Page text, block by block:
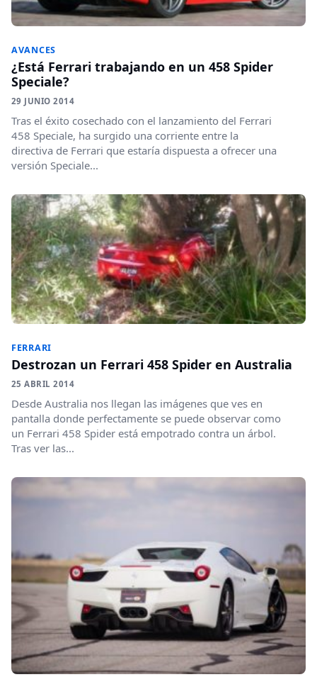
AVANCES
¿Está Ferrari trabajando en un 458 Spider
Speciale?
29 JUNIO 2014
Tras el éxito cosechado con el lanzamiento del Ferrari
458 Speciale, ha surgido una corriente entre la
directiva de Ferrari que estaría dispuesta a ofrecer una
versión Speciale...
FERRARI
Destrozan un Ferrari 458 Spider en Australia
25 ABRIL 2014
Desde Australia nos llegan las imágenes que ves en
pantalla donde perfectamente se puede observar como
un Ferrari 458 Spider está empotrado contra un árbol.
Tras ver las...